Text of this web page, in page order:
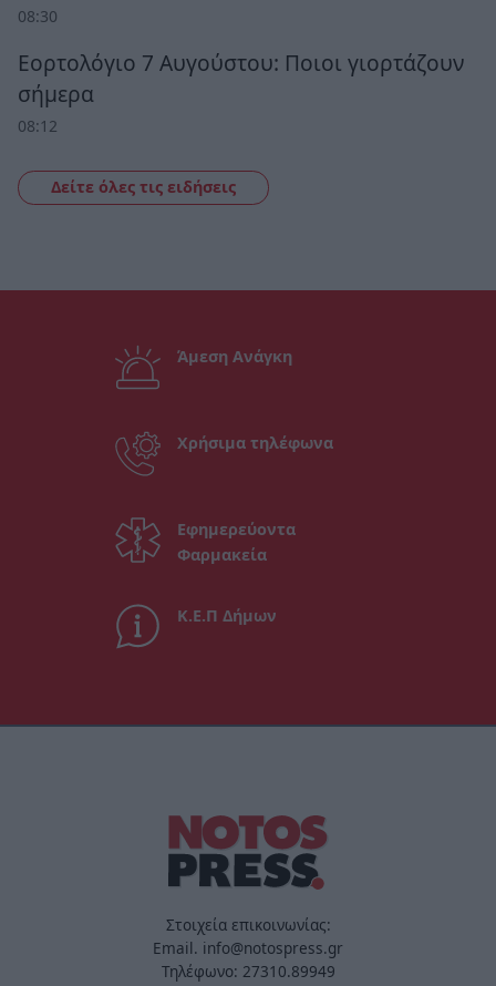
08:30
Εορτολόγιο 7 Αυγούστου: Ποιοι γιορτάζουν
σήμερα
08:12
Δείτε όλες τις ειδήσεις
Άμεση Ανάγκη
Χρήσιμα τηλέφωνα
Εφημερεύοντα
Φαρμακεία
Κ.Ε.Π Δήμων
Στοιχεία επικοινωνίας:
Email. info@notospress.gr
Τηλέφωνο: 27310.89949